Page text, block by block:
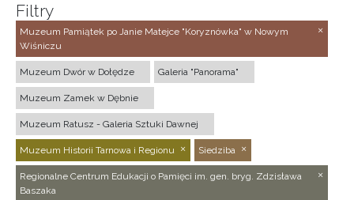
Filtry
Muzeum Pamiątek po Janie Matejce "Koryznówka" w Nowym
Wiśniczu
Muzeum Dwór w Dołędze Galeria "Panorama"
Muzeum Zamek w Dębnie
Muzeum Ratusz - Galeria Sztuki Dawnej
Muzeum Historii Tarnowa i Regionu Siedziba
Regionalne Centrum Edukacji o Pamięci im. gen. bryg. Zdzisława
Baszaka